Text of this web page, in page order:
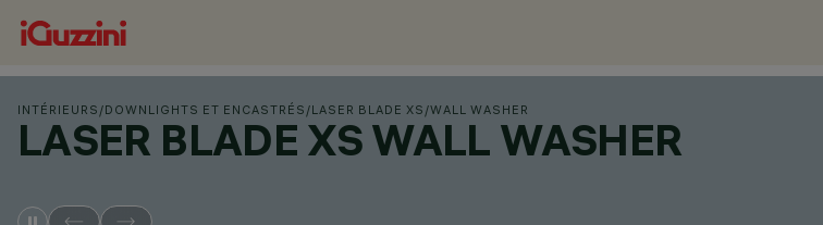
INTÉRIEURS /DOWNLIGHTS ET ENCASTRÉS /LASER BLADE XS /WALL WASHER
LASER BLADE XS WALL WASHER